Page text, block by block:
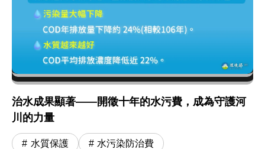
治水成果顯著——開徵十年的水污費，成為守護河
川的力量
水質保護 水污染防治費